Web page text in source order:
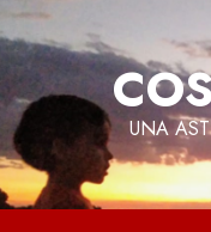
Saltar
al
contenido
UNA